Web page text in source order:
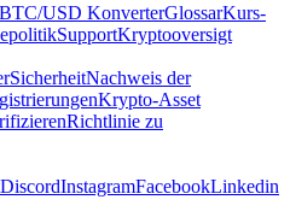
BTC/USD KonverterGlossarKurs-
SupportKryptooversigt
SicherheitNachweis der
Krypto-Asset
Richtlinie zu
DiscordInstagramFacebookLinkedin